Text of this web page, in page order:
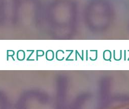
ROZPOCZNIJ